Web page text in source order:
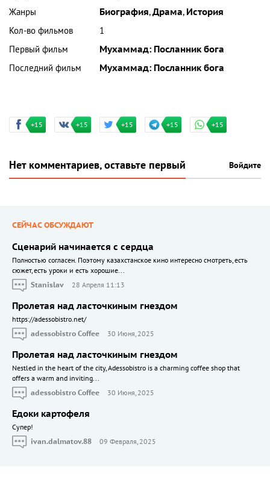
Жанры
Биография,Драма, История
Кол-во фильмов
1
Первый фильм
Мухаммад: Посланник бога
Последний фильм
Мухаммад: Посланник бога
+15 +15 +15 +15 +15
Нет комментариев, оставьте первый Войдите
СЕЙЧАС ОБСУЖДАЮТ
Сценарий начинается с сердца
Полностью согласен. Поэтому казахстанское кино интересно смотреть, есть
сюжет, есть уроки и есть хорошие...
Stanislav
28 Апреля 11:13
Пролетая над ласточкиным гнездом
https://adessobistro.net/
adessobistro Coffee
30 Июня, 2025
Пролетая над ласточкиным гнездом
Nestled in the heart of the city, Adessobistro is a charming coffee shop that
offers a warm and inviting...
adessobistro Coffee
30 Июня, 2025
Едоки картофеля
Cупер!
ivan.dalmatov.88
09 Февраля, 2025